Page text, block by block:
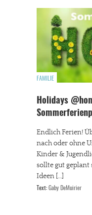
FAMILIE
Holidays
Endlich Ferien!
nach oder ohne
Kinder &
sollte gut geplant
Ideen […]
Text: Gaby DeMuirier